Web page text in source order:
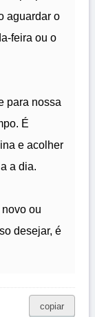
aguardar o
feira ou o
para nossa
É
e acolher
a dia.
ou
desejar, é
copiar